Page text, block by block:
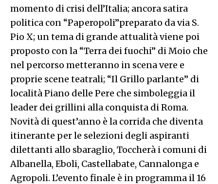
momento di crisi dell’Italia; ancora satira
politica con “Paperopoli”preparato da via S.
Pio X; un tema di grande attualità viene poi
proposto con la “Terra dei fuochi” di Moio che
nel percorso metteranno in scena vere e
proprie scene teatrali; “Il Grillo parlante” di
località Piano delle Pere che simboleggia il
leader dei grillini alla conquista di Roma.
Novità di quest’anno è la corrida che diventa
itinerante per le selezioni degli aspiranti
dilettanti allo sbaraglio, Toccherà i comuni di
Albanella, Eboli, Castellabate, Cannalonga e
Agropoli. L’evento finale è in programma il 16